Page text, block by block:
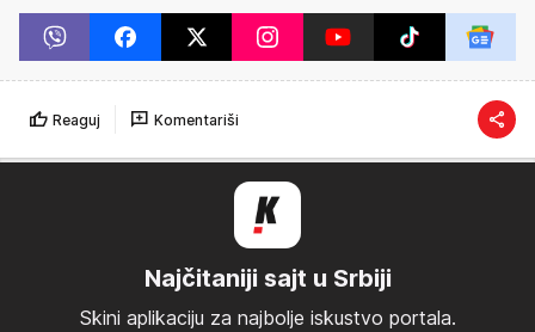
Reaguj Komentariši
Najčitaniji sajt u Srbiji
Skini aplikaciju za najbolje iskustvo portala.